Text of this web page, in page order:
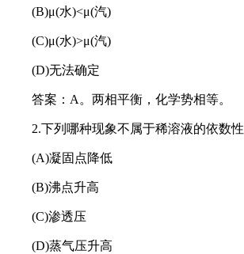
(B)μ(水)<μ(汽)
(C)μ(水)>μ(汽)
(D)无法确定
答案：A。两相平衡，化学势相等。
2.下列哪种现象不属于稀溶液的依数性
(A)凝固点降低
(B)沸点升高
(C)渗透压
(D)蒸气压升高